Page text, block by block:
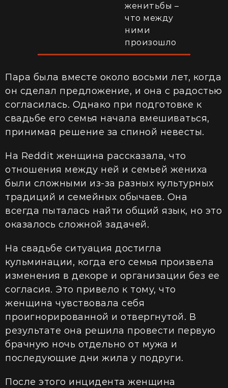
женитьбы –
что между
ними
произошло
Пара была вместе около восьми лет, когда
он сделал предложение, и она с радостью
согласилась. Однако при подготовке к
свадьбе его семья начала вмешиваться,
принимая решение за спиной невесты.
На Reddit женщина рассказала, что
отношения между ней и семьей жениха
были сложными из-за разных культурных
традиций и семейных обычаев. Она
всегда пыталась найти общий язык, но это
оказалось сложной задачей.
На свадьбе ситуация достигла
кульминации, когда его семья произвела
изменения в декоре и организации без ее
согласия. Это привело к тому, что
женщина чувствовала себя
проигнорированной и отвергнутой. В
результате она решила провести первую
брачную ночь отдельно от мужа и
последующие дни жила у подруги.
После этого инцидента женщина